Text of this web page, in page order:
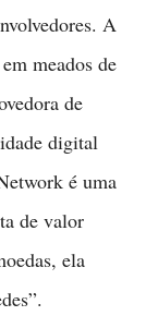
A
meados de
de
digital
é uma
de valor
ela